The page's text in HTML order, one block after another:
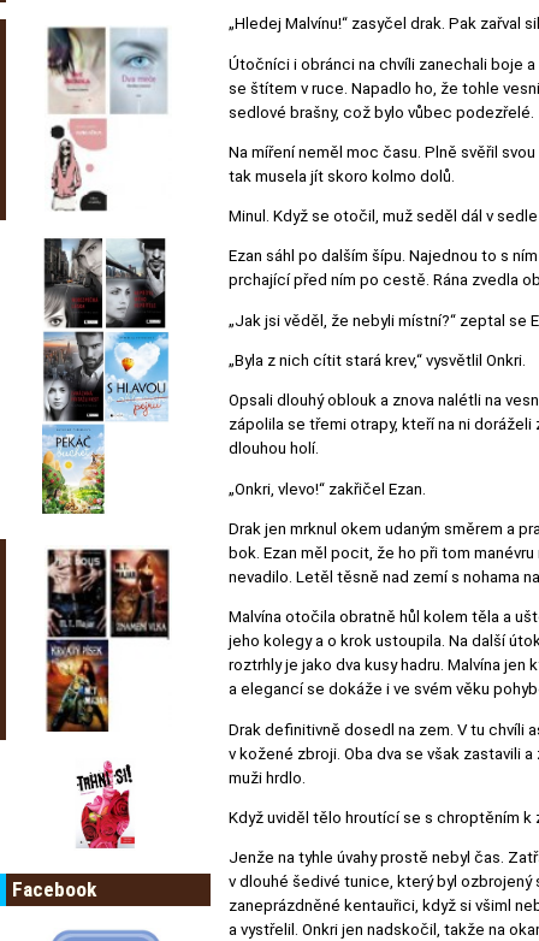
Facebook
„Hledej Malvínu!“ zasyčel drak. Pak zařval
Útočníci i obránci na chvíli zanechali boje
se štítem v ruce. Napadlo ho, že tohle
sedlové brašny, což bylo vůbec podezřelé.
Na míření neměl moc času. Plně svěřil
tak musela jít skoro kolmo dolů.
Minul. Když se otočil, muž seděl dál v
Ezan sáhl po dalším šípu. Najednou to s
prchající před ním po cestě. Rána zvedla
„Jak jsi věděl, že nebyli místní?“ zeptal se
„Byla z nich cítit stará krev,“ vysvětlil Onkri.
Opsali dlouhý oblouk a znova nalétli na
zápolila se třemi otrapy, kteří na ni
dlouhou holí.
„Onkri, vlevo!“ zakřičel Ezan.
Drak jen mrknul okem udaným směrem a
bok. Ezan měl pocit, že ho při tom
nevadilo. Letěl těsně nad zemí s nohama
Malvína otočila obratně hůl kolem těla a
jeho kolegy a o krok ustoupila. Na další
roztrhly je jako dva kusy hadru. Malvína
a elegancí se dokáže i ve svém věku
Drak definitivně dosedl na zem. V tu chvíli
v kožené zbroji. Oba dva se však zastavili
muži hrdlo.
Když uviděl tělo hroutící se s chroptěním k
Jenže na tyhle úvahy prostě nebyl čas.
v dlouhé šedivé tunice, který byl ozbrojený
zaneprázdněné kentauřici, když si všiml
a vystřelil. Onkri jen nadskočil, takže na